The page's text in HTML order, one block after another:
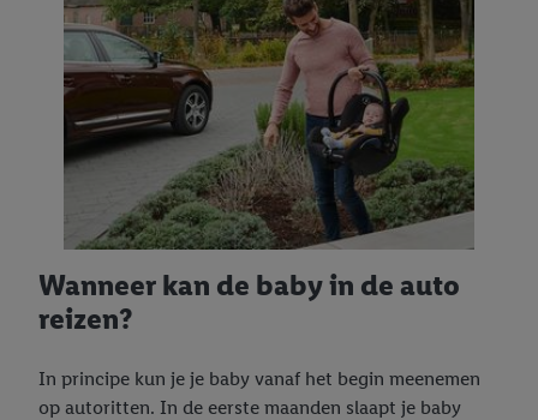
Wanneer kan de baby in de auto
reizen?
In principe kun je je baby vanaf het begin meenemen
op autoritten. In de eerste maanden slaapt je baby